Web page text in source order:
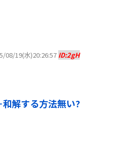
08/19(水)20:26:57 ID:2gH
解する方法無い?